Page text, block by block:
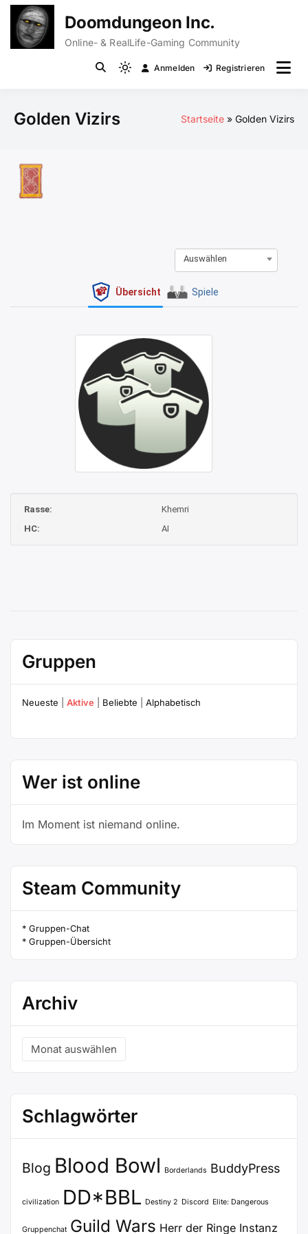
Zum
Inhalt
springen
Doomdungeon Inc.
Online- & RealLife-Gaming Community
Light
Anmelden Registrieren
Golden Vizirs Startseite Golden Vizirs
Auswählen
Übersicht Spiele
Rasse:
Khemri
HC:
AI
Gruppen
Neueste Aktive Beliebte Alphabetisch
Wer ist online
Im Moment ist niemand online.
Steam Community
* Gruppen-Chat
* Gruppen-Übersicht
Archiv
Archiv
Schlagwörter
Blog Blood Bowl Borderlands BuddyPress
civilization DD*BBL Destiny 2 Discord Elite: Dangerous
Gruppenchat Guild Wars Herr der Ringe Instanz